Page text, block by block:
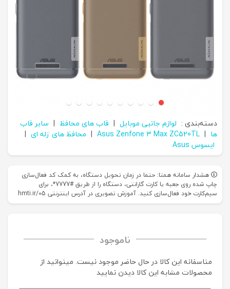
دسته‌بندی : لوازم جانبی موبایل | قاب های محافظ | سایر قاب
ها |
Asus Zenfone 3 Max ZC520TL
| محافظ های ژله‌ ای |
ایسوس Asus
هشدار سامانه همتا: حتما در زمان تحویل دستگاه، به کمک کد فعال‌سازی
چاپ شده روی جعبه یا کارت گارانتی، دستگاه را از طریق #7777*، برای
سیم‌کارت خود فعال‌سازی کنید. آموزش تصویری در آدرس اینترنتی hmti.ir/05
ناموجود
متاسفانه این کالا در حال حاضر موجود نیست. می‍توانید از
محصولات مشابه این کالا دیدن نمایید